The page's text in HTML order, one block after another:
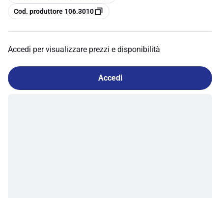
copia
Cod. produttore 106.3010
Accedi per visualizzare prezzi e disponibilità
Accedi